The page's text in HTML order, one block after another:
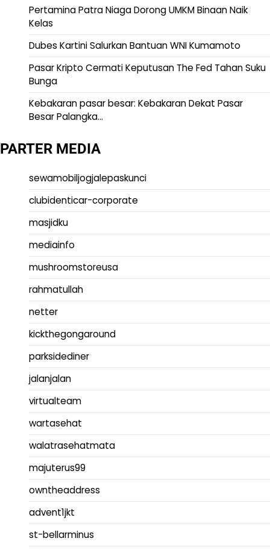
Pertamina Patra Niaga Dorong UMKM Binaan Naik
Kelas
Dubes Kartini Salurkan Bantuan WNI Kumamoto
Pasar Kripto Cermati Keputusan The Fed Tahan Suku
Bunga
Kebakaran pasar besar: Kebakaran Dekat Pasar
Besar Palangka…
PARTER MEDIA
sewamobiljogjalepaskunci
clubidenticar-corporate
masjidku
mediainfo
mushroomstoreusa
rahmatullah
netter
kickthegongaround
parksidediner
jalanjalan
virtualteam
wartasehat
walatrasehatmata
majuterus99
owntheaddress
advent1jkt
st-bellarminus